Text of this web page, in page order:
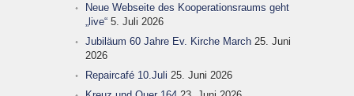
Neue Webseite des Kooperationsraums geht
„live“ 5. Juli 2026
Jubiläum 60 Jahre Ev. Kirche March 25. Juni
2026
Repaircafé 10.Juli 25. Juni 2026